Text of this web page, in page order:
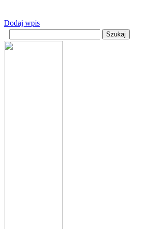
Dodaj wpis